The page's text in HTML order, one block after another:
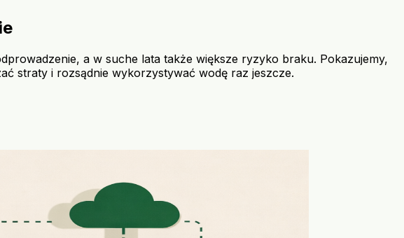
a w suche lata także większe ryzyko braku. Pokazujemy,
straty i rozsądnie wykorzystywać wodę raz jeszcze.